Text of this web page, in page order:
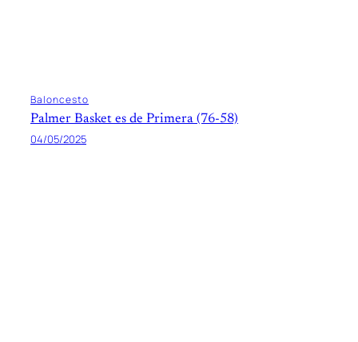
Baloncesto
Palmer Basket es de Primera (76-58)
04/05/2025